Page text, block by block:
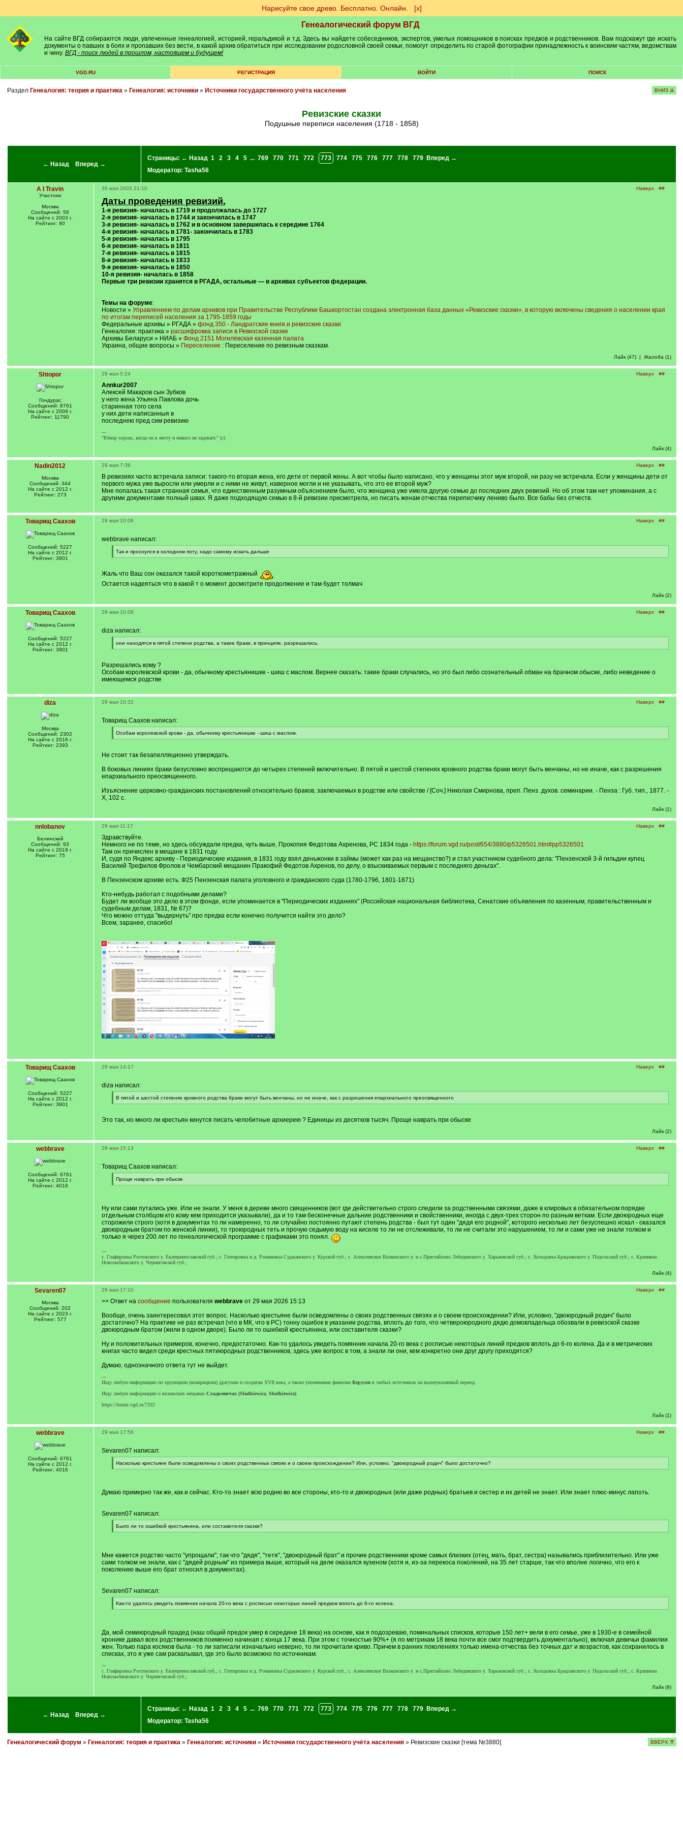
Нарисуйте свое древо. Бесплатно. Онлайн. [х]
Генеалогический форум ВГД
На сайте ВГД собираются люди, увлеченные генеалогией, историей, геральдикой и т.д. Здесь вы найдете собеседников, экспертов, умелых помощников в поисках предков и родственников. Вам подскажут где искать
документы о павших в боях и пропавших без вести, в какой архив обратиться при исследовании родословной своей семьи, помогут определить по старой фотографии принадлежность к воинским частям, ведомствам
и чину. ВГД - поиск людей в прошлом, настоящем и будущем!
VGD.RU РЕГИСТРАЦИЯ ВОЙТИ ПОИСК
Раздел Генеалогия: теория и практика» Генеалогия: источники» Источники государственного учёта населения ВНИЗ ⇊
Ревизские сказки
Подушные переписи населения (1718 - 1858)
← Назад Вперед →
Страницы: ← Назад 1 2 3 4 5 ... 769 770 771 772 773 774 775 776 777 778 779
Вперед →
Модератор: Tasha56
A I Travin
Участник
Москва
Сообщений: 56
На сайте с 2003 г.
Рейтинг: 90
Наверх ##
30 мая 2003 21:10
Даты проведения ревизий.
1-я ревизия- началась в 1719 и продолжалась до 1727
2-я ревизия- началась в 1744 и закончилась в 1747
3-я ревизия- началась в 1762 и в основном завершилась к середине 1764
4-я ревизия- началась в 1781- закончилась в 1783
5-я ревизия- началась в 1795
6-я ревизия- началась в 1811
7-я ревизия- началась в 1815
8-я ревизия- началась в 1833
9-я ревизия- началась в 1850
10-я ревизия- началась в 1858
Первые три ревизии хранятся в РГАДА, остальные — в архивах субъектов федерации.
Темы на форуме:
Новости » Управлением по делам архивов при Правительстве Республики Башкортостан создана электронная база данных «Ревизские сказки», в которую включены сведения о населении края
по итогам переписей населения за 1795-1859 годы
Федеральные архивы » РГАДА » фонд 350 - Ландратские книги и ревизские сказки
Генеалогия: практика » расшифровка записи в Ревизской сказке
Архивы Беларуси » НИАБ » Фонд 2151 Могилёвская казенная палата
Украина, общие вопросы » Переселение : Переселение по ревизным сказкам.
Лайк (47)| Жалоба (1)
Shtopor
Гондурас
Сообщений: 8761
На сайте с 2009 г.
Рейтинг: 11790
Наверх ##
29 мая 5:24
Annkur2007
Алексей Макаров сын Зубков
у него жена Ульяна Павлова дочь
старинная того села
у них дети написанныя в
последнею пред сим ревизию
---
"Юмор хорош, когда он к месту и никого не задевает." (с)
Лайк (4)
Nadin2012
Москва
Сообщений: 344
На сайте с 2012 г.
Рейтинг: 273
Наверх ##
29 мая 7:38
В ревизиях часто встречала записи: такого-то вторая жена, его дети от первой жены. А вот чтобы было написано, что у женщины этот муж второй, ни разу не встречала. Если у женщины дети от
первого мужа уже выросли или умерли и с ними не живут, наверное могли и не указывать, что это ее второй муж?
Мне попалась такая странная семья, что единственным разумным объяснением было, что женщина уже имела другую семью до последних двух ревизий. Но об этом там нет упоминания, а с
другими документами полный швах. Я даже подходящую семью в 8-й ревизии присмотрела, но писать женам отчества переписчику лениво было. Все бабы без отчеств.
Товарищ Саахов
Сообщений: 5227
На сайте с 2012 г.
Рейтинг: 3901
Наверх ##
29 мая 10:06
webbrave написал:
[
q
Так и проснулся в холодном поту, надо самому искать дальше
[
]
Жаль что Ваш сон оказался такой короткометражный
Остается надеяться что в какой т о момент досмотрите продолжение и там будет толмач
Лайк (2)
Товарищ Саахов
Сообщений: 5227
На сайте с 2012 г.
Рейтинг: 3901
Наверх ##
29 мая 10:09
diza написал:
[
q
они находятся в пятой степени родства, а такие браки, в принципе, разрешались.
[
]
Разрешались кому ?
Особам королевской крови - да, обычному крестьянишке - шиш с маслом. Вернее сказать: такие браки случались, но это был либо сознательный обман на брачном обыске, либо неведение о
имеющемся родстве
diza
Москва
Сообщений: 2302
На сайте с 2016 г.
Рейтинг: 2393
Наверх ##
29 мая 10:32
Товарищ Саахов написал:
[
q
Особам королевской крови - да, обычному крестьянишке - шиш с маслом.
[
]
Не стоит так безапелляционно утверждать.
В боковых линиях браки безусловно воспрещаются до четырех степеней включительно. В пятой и шестой степенях кровного родства браки могут быть венчаны, но не иначе, как с разрешения
епархиального преосвященного.
Изъяснение церковно-гражданских постановлений относительно браков, заключаемых в родстве или свойстве / [Соч.] Николая Смирнова, преп. Пенз. духов. семинарии. - Пенза : Губ. тип., 1877. -
X, 102 с.
Лайк (1)
nnlobanov
Белинский
Сообщений: 93
На сайте с 2019 г.
Рейтинг: 75
Наверх ##
29 мая 11:17
Здравствуйте.
Немного не по теме, но здесь обсуждали предка, чуть выше, Прокопия Федотова Ахренова, РС 1834 года - https://forum.vgd.ru/post/654/3880/p5326501.htm#pp5326501
Там он причислен в мещане в 1831 году.
И, судя по Яндекс архиву - Периодические издания, в 1831 году взял деньжонки в займы (может как раз на мещанство?) и стал участником судебного дела: "Пензенской 3-й гильдии купец
Василий Трефилов Фролов и Чембарский мещанин Пракофий Федотов Ахренов, по делу, о взыскиваемых первым с последняго деньгах".
В Пензенском архиве есть: Ф25 Пензенская палата уголовного и гражданского суда (1780-1796, 1801-1871)
Кто-нибудь работал с подобными делами?
Будет ли вообще это дело в этом фонде, если упоминается в "Периодических изданиях" (Российская национальная библиотека, Сенатские объявления по казенным, правительственным и
судебным делам, 1831, № 67)?
Что можно оттуда "выдернуть" про предка если конечно получится найти это дело?
Всем, заранее, спасибо!
Товарищ Саахов
Сообщений: 5227
На сайте с 2012 г.
Рейтинг: 3901
Наверх ##
29 мая 14:17
diza написал:
[
q
В пятой и шестой степенях кровного родства браки могут быть венчаны, но не иначе, как с разрешения епархиального преосвященного
[
]
Это так, но много ли крестьян кинутся писать челобитные архиерею ? Единицы из десятков тысяч. Проще наврать при обыске
Лайк (2)
webbrave
Сообщений: 6761
На сайте с 2012 г.
Рейтинг: 4016
Наверх ##
29 мая 15:13
Товарищ Саахов написал:
[
q
Проще наврать при обыске
[
Ну или сами путались уже. Или не знали. У меня в дереве много священников (вот где действительно строго следили за родственными связями, даже в клировых в обязательном порядке
отдельным столбцом кто кому кем приходится указывали), да и то там бесконечные дальние родственники и свойственники, иногда с двух-трех сторон по разным веткам. Если двоюродных еще
сторожили строго (хотя в документах то ли намеренно, то ли случайно постоянно путают степень родства - был тут один "дядя его родной", которого несколько лет безуспешно искал - оказался
двоюродным братом по женской линии), то троюродных теть и прочую седьмую воду на киселе то ли не отслеживали, то ли не считали это нарушением, то ли и сами уже не знали толком и
только я через 200 лет по генеалогической программе с графиками это понял.
---
c. Глафировка Ростовского у. Екатеринославской губ.; c. Гоптаровка и д. Романовка Суджанского у. Курской губ.; c. Алексеевское Валковского у. и c.Пристайлово Лебединского у. Харьковской губ.; c. Холодовка Брацлавского у. Подольской губ.; c. Крапивна
Новозыбковского у. Черниговской губ.;
Лайк (4)
Sevaren07
Москва
Сообщений: 202
На сайте с 2023 г.
Рейтинг: 577
Наверх ##
29 мая 17:10
>> Ответ на сообщение пользователя webbraveот 29 мая 2026 15:13
Вообще, очень заинтересовал этот вопрос. Насколько крестьяне были осведомлены о своих родственных связях и о своем происхождении? Или, условно, "двоюродный родич" было
достаточно? На практике не раз встречал (что в МК, что в РС) тонну ошибок в указании родства, вплоть до того, что четвероюродного дядю домовладельца обозвали в ревизской сказке
двоюродным братом (жили в одном дворе). Было ли то ошибкой крестьянина, или составителя сказки?
Ну и положительных примеров, конечно, предостаточно. Как-то удалось увидеть помянник начала 20-го века с росписью некоторых линий предков вплоть до 6-го колена. Да и в метрических
книгах часто видел среди крестных пятиюродных родственников, здесь уже вопрос в том, а знали ли они, кем конкретно они друг другу приходятся?
Думаю, однозначного ответа тут не выйдет.
---
Ищу любую информацию по крупецким (комарицким) драгунам и солдатам XVII века, а также упоминания фамилии Керусовв любых источниках на вышеуказанный период.
Ищу любую информацию о велижских мещанах Сладкевичах (Sładkiewicz, Słodkiewicz)
https://forum.vgd.ru/7332
Лайк (1)
webbrave
Сообщений: 6761
На сайте с 2012 г.
Рейтинг: 4016
Наверх ##
29 мая 17:56
Sevaren07 написал:
[
q
Насколько крестьяне были осведомлены о своих родственных связях и о своем происхождении? Или, условно, "двоюродный родич" было достаточно?
[
Думаю примерно так же, как и сейчас. Кто-то знает всю родню во все стороны, кто-то и двоюродных (или даже родных) братьев и сестер и их детей не знает. Или знает плюс-минус лапоть.
Sevaren07 написал:
[
q
Было ли то ошибкой крестьянина, или составителя сказки?
[
Мне кажется родство часто "упрощали", так что "дядя", "тетя", "двоюродный брат" и прочие родственники кроме самых близких (отец, мать, брат, сестра) назывались приблизительно. Или уже
сами толком не знали, как с "дядей родным" из примера выше, который на деле оказался кузеном (хотя и, из-за перекоса поколений, на 35 лет старше, так что вполне логично, что его к
поколению выше его брат относил в документах).
Sevaren07 написал:
[
q
Как-то удалось увидеть помянник начала 20-го века с росписью некоторых линий предков вплоть до 6-го колена.
[
Да, мой семиюродный прадед (наш общий предок умер в середине 18 века) на основе, как я подозреваю, поминальных списков, которые 150 лет+ вели в его семье, уже в 1930-е в семейной
хронике давал всех родственников поименно начиная с конца 17 века. При этом с точностью 90%+ (я по метрикам 18 века почти все смог подтвердить документально), включая девичьи фамилии
жен. Только пара косяков была - то ли записали изначально неверно, то ли прочитали криво. Причем в ранних поколениях только имена-отчества без точных дат и возрастов, как сохранилось в
списках, это я уже сам раскапывал, где это было возможно по источникам.
---
c. Глафировка Ростовского у. Екатеринославской губ.; c. Гоптаровка и д. Романовка Суджанского у. Курской губ.; c. Алексеевское Валковского у. и c.Пристайлово Лебединского у. Харьковской губ.; c. Холодовка Брацлавского у. Подольской губ.; c. Крапивна
Новозыбковского у. Черниговской губ.;
Лайк (9)
← Назад Вперед →
Страницы: ← Назад 1 2 3 4 5 ... 769 770 771 772 773 774 775 776 777 778 779
Вперед →
Модератор: Tasha56
Генеалогический форум » Генеалогия: теория и практика» Генеалогия: источники» Источники государственного учёта населения » Ревизские сказки [тема №3880] ВВЕРХ ⇈